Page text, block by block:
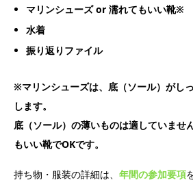
マリンシューズ or 濡れてもいい靴※
水着
振り返りファイル
※マリンシューズは、底（ソール）がし
します。
底（ソール）の薄いものは適していませ
もいい靴でOKです。
持ち物・服装の詳細は、 年間の参加要項